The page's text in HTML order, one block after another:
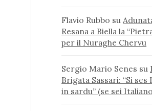
Flavio Rubbo su
Resana a Biella la
per il Nuraghe Chervu
Sergio Mario Senes su
Brigata Sassari: “Si
in sardu” (se sei